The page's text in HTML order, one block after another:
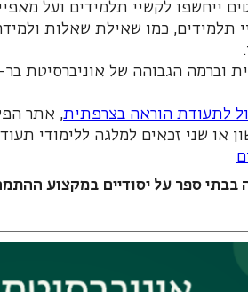
ייחשפו לקשיי תלמידים ועל
כמו שאילת שאלות ולמידה
וברמה הגבוהה של אוניברסיטת
לתעודת הוראה בצרפתית, אתר
או שני זכאים למלגה ללימודי
ספר על יסודיים במקצוע